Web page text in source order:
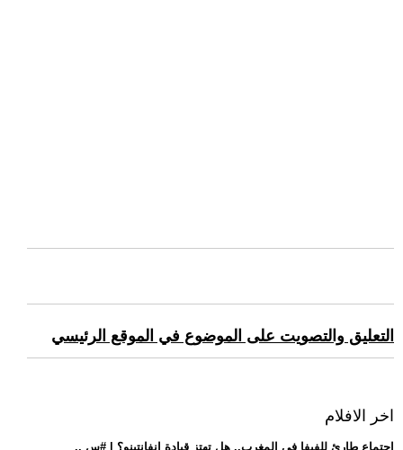
التعليق والتصويت على الموضوع في الموقع الرئيسي
اخر الافلام
.. اجتماع طارئ للفيفا في المغرب.. هل تهتز قيادة إنفانتينو؟ | #س